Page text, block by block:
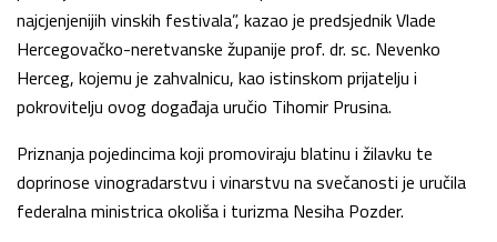
najcjenjenijih vinskih festivala”, kazao je predsjednik Vlade
Hercegovačko-neretvanske županije prof. dr. sc. Nevenko
Herceg, kojemu je zahvalnicu, kao istinskom prijatelju i
pokrovitelju ovog događaja uručio Tihomir Prusina.
Priznanja pojedincima koji promoviraju blatinu i žilavku te
doprinose vinogradarstvu i vinarstvu na svečanosti je uručila
federalna ministrica okoliša i turizma Nesiha Pozder.